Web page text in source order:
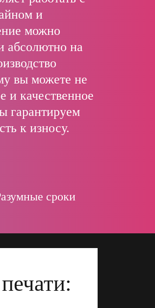
и
можно
абсолютно на
вы можете не
и качественное
гарантируем
к износу.
сроки